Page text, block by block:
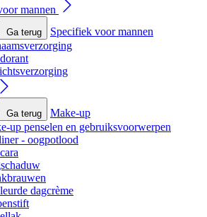
mannen
Ga terug
Specifiek voor mannen
Ga terug
Make-up
up penselen en gebruiksvoorwerpen
- oogpotlood
dagcrème